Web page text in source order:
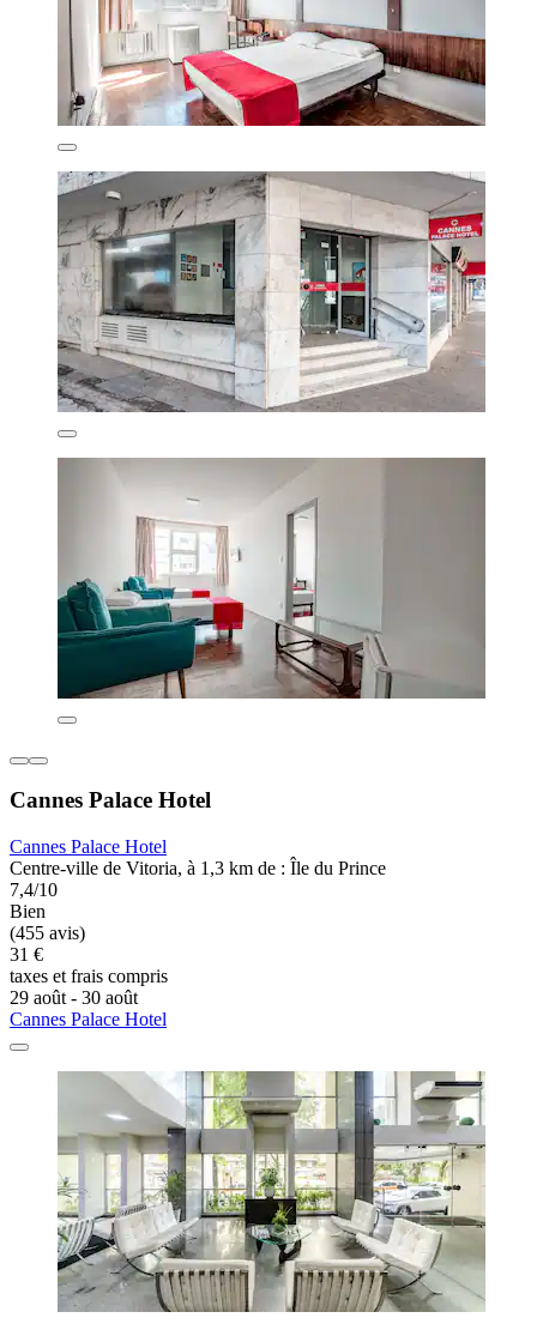
Cannes Palace Hotel
Cannes Palace Hotel
Centre-ville de Vitoria, à 1,3 km de : Île du Prince
7,4/10
Bien
(455 avis)
31 €
taxes et frais compris
29 août - 30 août
Cannes Palace Hotel